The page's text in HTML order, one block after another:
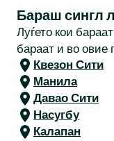
Бараш сингл
Луѓето кои
бараат и во овие
Квезон Сити
Манила
Давао Сити
Насугбу
Калапан